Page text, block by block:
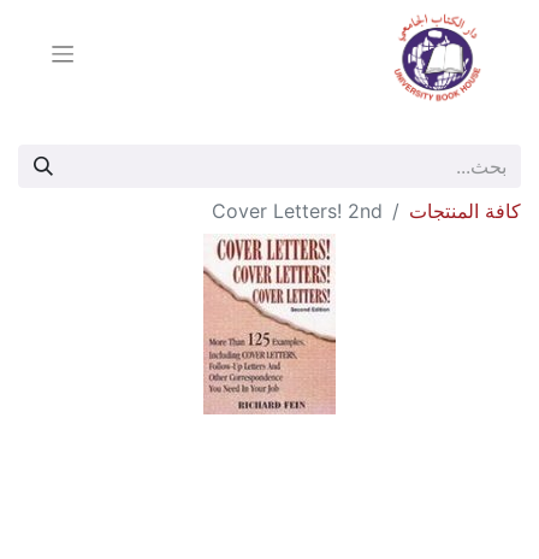
كافة المنتجات Cover Letters! 2nd